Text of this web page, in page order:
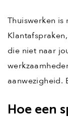
Thuiswerken
die niet naar
aanwezigheid.
Hoe een